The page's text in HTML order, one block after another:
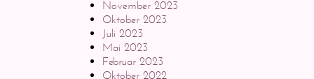
November 2023
Oktober 2023
Juli 2023
Mai 2023
Februar 2023
Oktober 2022